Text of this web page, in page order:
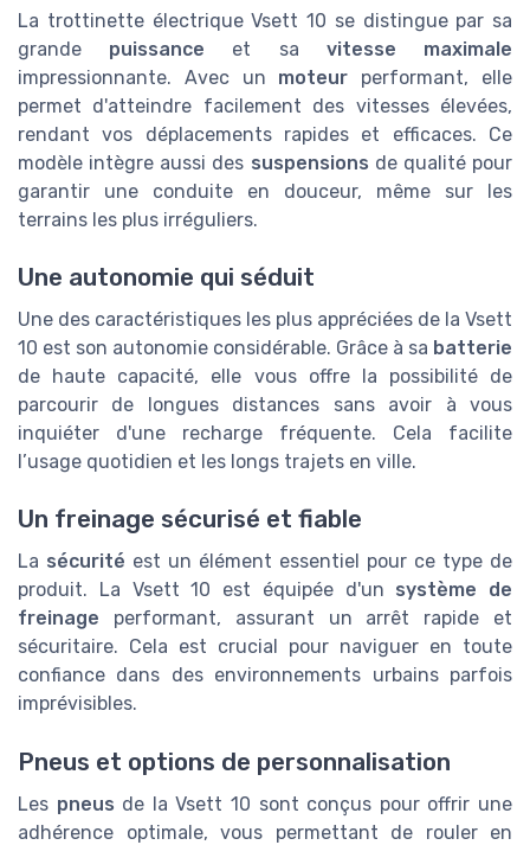
La trottinette électrique Vsett 10 se distingue par sa
grande puissance et sa vitesse maximale
impressionnante. Avec un moteur performant, elle
permet d'atteindre facilement des vitesses élevées,
rendant vos déplacements rapides et efficaces. Ce
modèle intègre aussi des suspensions de qualité pour
garantir une conduite en douceur, même sur les
terrains les plus irréguliers.
Une autonomie qui séduit
Une des caractéristiques les plus appréciées de la Vsett
10 est son autonomie considérable. Grâce à sa batterie
de haute capacité, elle vous offre la possibilité de
parcourir de longues distances sans avoir à vous
inquiéter d'une recharge fréquente. Cela facilite
l’usage quotidien et les longs trajets en ville.
Un freinage sécurisé et fiable
La sécurité est un élément essentiel pour ce type de
produit. La Vsett 10 est équipée d'un système de
freinage performant, assurant un arrêt rapide et
sécuritaire. Cela est crucial pour naviguer en toute
confiance dans des environnements urbains parfois
imprévisibles.
Pneus et options de personnalisation
Les pneus de la Vsett 10 sont conçus pour offrir une
adhérence optimale, vous permettant de rouler en